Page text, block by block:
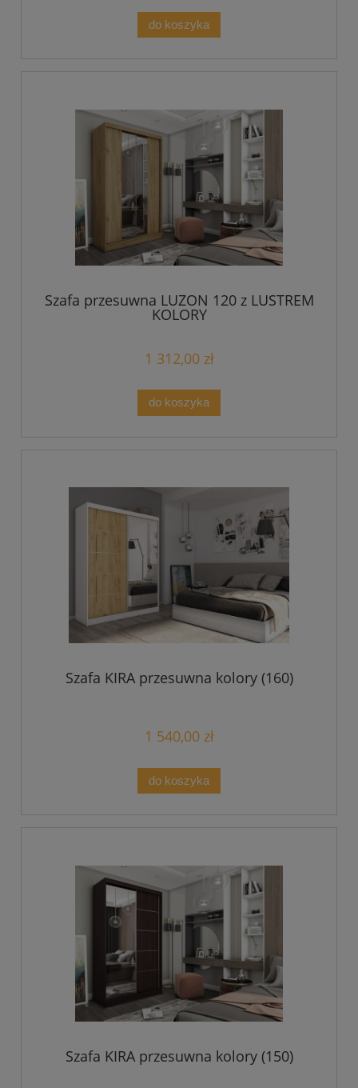
do koszyka
Szafa przesuwna LUZON 120 z LUSTREM
KOLORY
1 312,00 zł
do koszyka
Szafa KIRA przesuwna kolory (160)
1 540,00 zł
do koszyka
Szafa KIRA przesuwna kolory (150)